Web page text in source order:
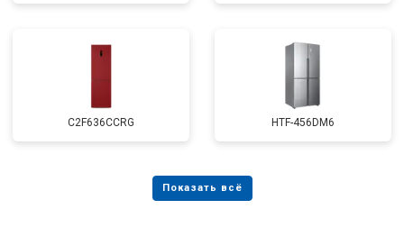
C2F636CCRG HTF-456DM6